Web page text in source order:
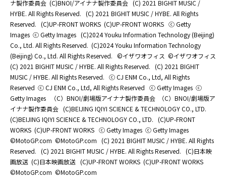
ナ製作委員会 (C)BNOI/アイナナ製作委員会 (C) 2021 BIGHIT MUSIC /
HYBE. All Rights Reserved. (C) 2021 BIGHIT MUSIC / HYBE. All Rights
Reserved. (C)UP-FRONT WORKS (C)UP-FRONT WORKS ⓒ Getty
Images ⓒ Getty Images (C)2024 Youku Information Technology (Beijing)
Co., Ltd. All Rights Reserved. (C)2024 Youku Information Technology
(Beijing) Co., Ltd. All Rights Reserved. ©イザワオフィス ©イザワオフィス
(C) 2021 BIGHIT MUSIC / HYBE. All Rights Reserved. (C) 2021 BIGHIT
MUSIC / HYBE. All Rights Reserved. ⓒ CJ ENM Co., Ltd, All Rights
Reserved ⓒ CJ ENM Co., Ltd, All Rights Reserved ⓒ Getty Images ⓒ
Getty Images
（C）BNOI/劇場版アイナナ製作委員会
（C）BNOI/劇場版ア
イナナ製作委員会 (C)BEIJING IQIYI SCIENCE & TECHNOLOGY CO., LTD.
(C)BEIJING IQIYI SCIENCE & TECHNOLOGY CO., LTD. (C)UP-FRONT
WORKS (C)UP-FRONT WORKS ⓒ Getty Images ⓒ Getty Images
©MotoGP.com ©MotoGP.com (C) 2021 BIGHIT MUSIC / HYBE. All Rights
Reserved. (C) 2021 BIGHIT MUSIC / HYBE. All Rights Reserved. (C)日本映
画放送 (C)日本映画放送 (C)UP-FRONT WORKS (C)UP-FRONT WORKS
©MotoGP.com ©MotoGP.com